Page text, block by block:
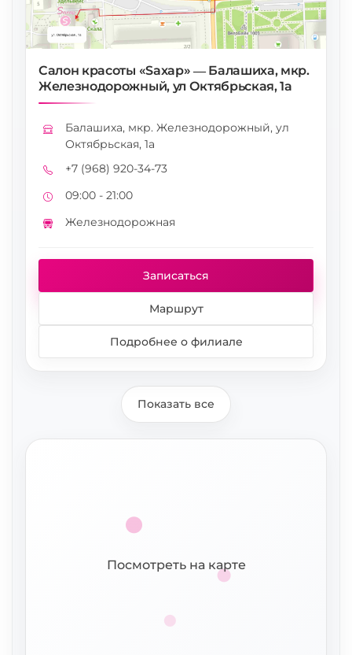
Салон красоты «Saxap» — Балашиха, мкр.
Железнодорожный, ул Октябрьская, 1а
Адрес
Балашиха, мкр. Железнодорожный, ул
Октябрьская, 1а
Телефон
+7 (968) 920-34-73
Режим работы
09:00 - 21:00
Метро
Железнодорожная
Записаться
Маршрут
Подробнее о филиале
Показать все
Посмотреть на карте